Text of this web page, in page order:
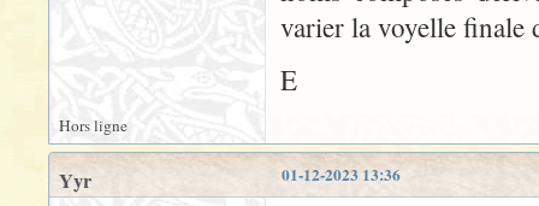
varier la voyelle finale
E
Hors ligne
01-12-2023 13:36
Yyr